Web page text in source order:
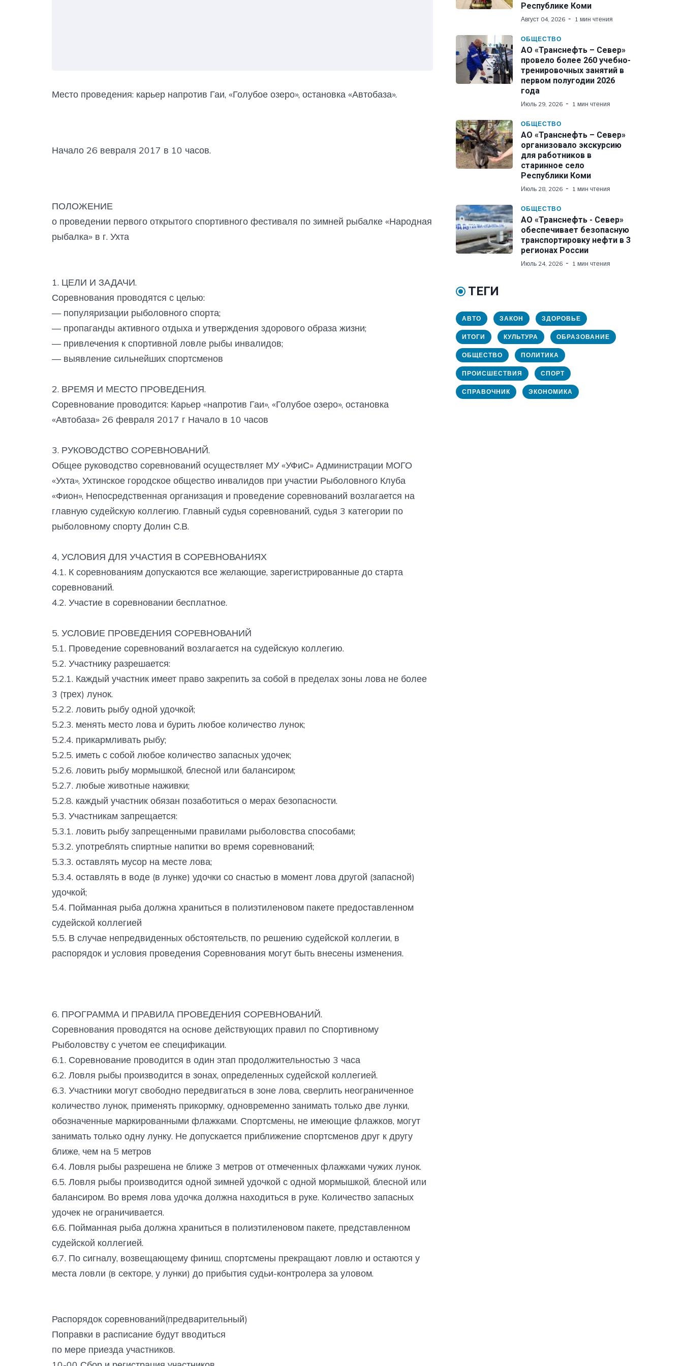
Место проведения: карьер напротив Гаи, «Голубое озеро», остановка «Автобаза».
Начало 26 вевраля 2017 в 10 часов.
ПОЛОЖЕНИЕ
о проведении первого открытого спортивного фестиваля по зимней рыбалке «Народная
рыбалка» в г. Ухта
1. ЦЕЛИ И ЗАДАЧИ.
Соревнования проводятся с целью:
— популяризации рыболовного спорта;
— пропаганды активного отдыха и утверждения здорового образа жизни;
— привлечения к спортивной ловле рыбы инвалидов;
— выявление сильнейших спортсменов
2. ВРЕМЯ И МЕСТО ПРОВЕДЕНИЯ.
Соревнование проводится: Карьер «напротив Гаи», «Голубое озеро», остановка
«Автобаза» 26 февраля 2017 г Начало в 10 часов
3. РУКОВОДСТВО СОРЕВНОВАНИЙ.
Общее руководство соревнований осуществляет МУ «УФиС» Администрации МОГО
«Ухта», Ухтинское городское общество инвалидов при участии Рыболовного Клуба
«Фион», Непосредственная организация и проведение соревнований возлагается на
главную судейскую коллегию. Главный судья соревнований, судья 3 категории по
рыболовному спорту Долин С.В.
4, УСЛОВИЯ ДЛЯ УЧАСТИЯ В СОРЕВНОВАНИЯХ
4.1. К соревнованиям допускаются все желающие, зарегистрированные до старта
соревнований.
4.2. Участие в соревновании бесплатное.
5. УСЛОВИЕ ПРОВЕДЕНИЯ СОРЕВНОВАНИЙ
5.1. Проведение соревнований возлагается на судейскую коллегию.
5.2. Участнику разрешается:
5.2.1. Каждый участник имеет право закрепить за собой в пределах зоны лова не более
3 (трех) лунок.
5.2.2. ловить рыбу одной удочкой;
5.2.3. менять место лова и бурить любое количество лунок;
5.2.4. прикармливать рыбу;
5.2.5. иметь с собой любое количество запасных удочек;
5.2.6. ловить рыбу мормышкой, блесной или балансиром;
5.2.7. любые животные наживки;
5.2.8. каждый участник обязан позаботиться о мерах безопасности.
5.3. Участникам запрещается:
5.3.1. ловить рыбу запрещенными правилами рыболовства способами;
5.3.2. употреблять спиртные напитки во время соревнований;
5.3.3. оставлять мусор на месте лова;
5.3.4. оставлять в воде (в лунке) удочки со снастью в момент лова другой (запасной)
удочкой;
5.4. Пойманная рыба должна храниться в полиэтиленовом пакете предоставленном
судейской коллегией
5.5. В случае непредвиденных обстоятельств, по решению судейской коллегии, в
распорядок и условия проведения Соревнования могут быть внесены изменения.
6. ПРОГРАММА И ПРАВИЛА ПРОВЕДЕНИЯ СОРЕВНОВАНИЙ.
Соревнования проводятся на основе действующих правил по Спортивному
Рыболовству с учетом ее спецификации.
6.1. Соревнование проводится в один этап продолжительностью 3 часа
6.2. Ловля рыбы производится в зонах, определенных судейской коллегией.
6.3. Участники могут свободно передвигаться в зоне лова, сверлить неограниченное
количество лунок, применять прикормку, одновременно занимать только две лунки,
обозначенные маркированными флажками. Спортсмены, не имеющие флажков, могут
занимать только одну лунку. Не допускается приближение спортсменов друг к другу
ближе, чем на 5 метров
6.4. Ловля рыбы разрешена не ближе 3 метров от отмеченных флажками чужих лунок.
6.5. Ловля рыбы производится одной зимней удочкой с одной мормышкой, блесной или
балансиром. Во время лова удочка должна находиться в руке. Количество запасных
удочек не ограничивается.
6.6. Пойманная рыба должна храниться в полиэтиленовом пакете, представленном
судейской коллегией.
6.7. По сигналу, возвещающему финиш, спортсмены прекращают ловлю и остаются у
места ловли (в секторе, у лунки) до прибытия судьи-контролера за уловом.
Распорядок соревнований(предварительный)
Поправки в расписание будут вводиться
по мере приезда участников.
Республике Коми
Август 04, 2026 1 мин чтения
ОБЩЕСТВО
АО «Транснефть – Север»
провело более 260 учебно-
тренировочных занятий в
первом полугодии 2026
года
Июль 29, 2026 1 мин чтения
ОБЩЕСТВО
АО «Транснефть – Север»
организовало экскурсию
для работников в
старинное село
Республики Коми
Июль 28, 2026 1 мин чтения
ОБЩЕСТВО
АО «Транснефть - Север»
обеспечивает безопасную
транспортировку нефти в 3
регионах России
Июль 24, 2026 1 мин чтения
ТЕГИ
АВТО ЗАКОН ЗДОРОВЬЕ
ИТОГИ КУЛЬТУРА ОБРАЗОВАНИЕ
ОБЩЕСТВО ПОЛИТИКА
ПРОИСШЕСТВИЯ СПОРТ
СПРАВОЧНИК ЭКОНОМИКА